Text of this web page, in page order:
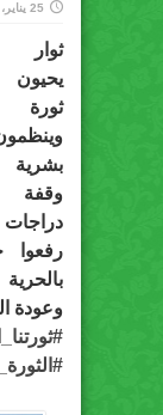
25 يناير، 2017
ثوار
ثورة
وقفة
رفعوا
وعودة
#
#